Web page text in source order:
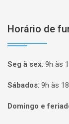
Horário de
Seg à sex: 9h às
Sábados: 9h às
Domingo e